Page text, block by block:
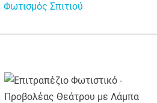
Φωτισμός Σπιτιού